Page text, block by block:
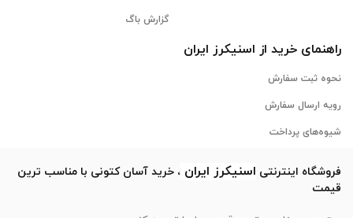
گزارش باگ
راهنمای خرید از اسنیکرز ایران
نحوه ثبت سفارش
رویه ارسال سفارش
شیوه‌های پرداخت
فروشگاه اینترنتی اسنیکرز ایران ، خرید آسان کتونی با مناسب ترین
قیمت